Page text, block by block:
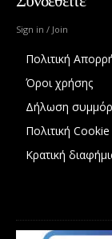
Sign in / Join
Πολιτική
Όροι χρήσης
Δήλωση
Πολιτική Cookie
Κρατική